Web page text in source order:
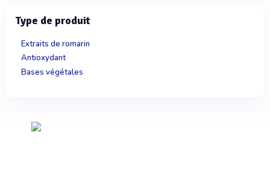
Type de produit
Extraits de romarin
Antioxydant
Bases végétales